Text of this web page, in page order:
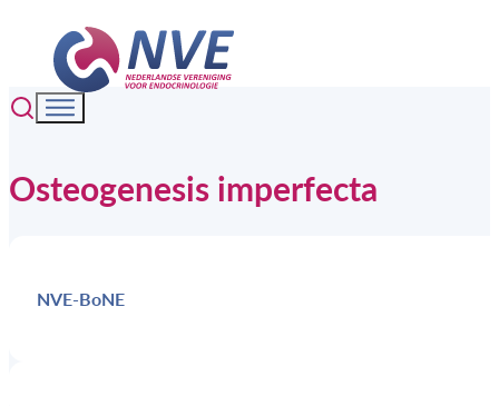
Osteogenesis imperfecta
NVE-BoNE